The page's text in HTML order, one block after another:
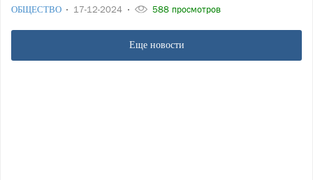
ОБЩЕСТВО 17-12-2024 588 просмотров
Еще новости